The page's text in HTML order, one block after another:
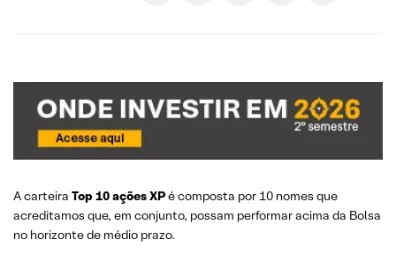
A carteira Top 10 ações XPé composta por 10 nomes que
acreditamos que, em conjunto, possam performar acima da Bolsa
no horizonte de médio prazo.